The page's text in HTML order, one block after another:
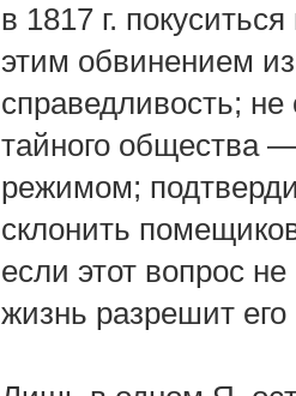
в 1817 г.
этим обвинением
справедливость; не
тайного общества
режимом;
склонить
если этот вопрос
жизнь разрешит